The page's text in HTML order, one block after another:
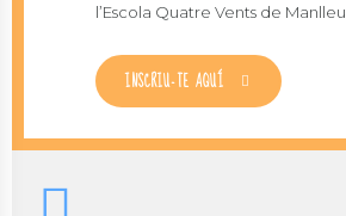
l’Escola Quatre Vents de Manlleu
INSCRIU-TE AQUÍ